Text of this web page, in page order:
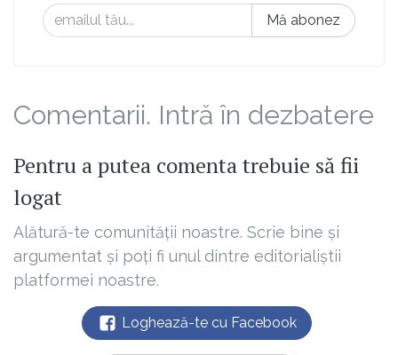
Mă abonez
Comentarii. Intră în dezbatere
Pentru a putea comenta trebuie să fii
logat
Alătură-te comunității noastre. Scrie bine și
argumentat și poți fi unul dintre editorialiștii
platformei noastre.
Loghează-te cu Facebook